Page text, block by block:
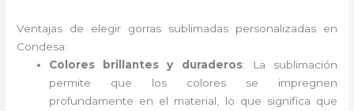
Ventajas de elegir gorras sublimadas personalizadas en
Condesa:
Colores brillantes y duraderos: La sublimación
permite que los colores se impregnen
profundamente en el material, lo que significa que